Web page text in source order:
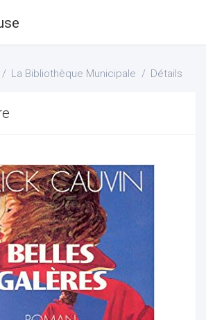
La Bibliothèque Municipale Détails